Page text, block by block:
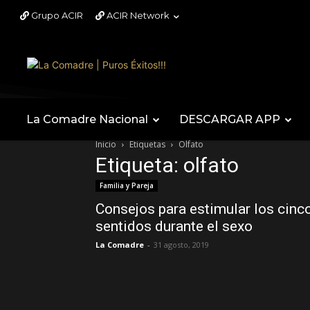
Grupo ACIR ACIR Network
La Comadre Nacional DESCARGAR APP
Inicio Etiquetas Olfato
Etiqueta: olfato
Familia y Pareja
Consejos para estimular los
sentidos durante el sexo
La Comadre - 31 agosto, 2019